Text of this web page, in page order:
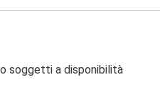
soggetti a disponibilità